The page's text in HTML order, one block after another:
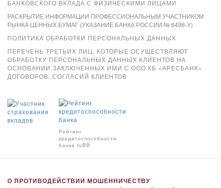
БАНКОВСКОГО ВКЛАДА С ФИЗИЧЕСКИМИ ЛИЦАМИ
РАСКРЫТИЕ ИНФОРМАЦИИ ПРОФЕССИОНАЛЬНЫМ УЧАСТНИКОМ
РЫНКА ЦЕННЫХ БУМАГ (УКАЗАНИЕ БАНКА РОССИИ № 6496-У)
ПОЛИТИКА ОБРАБОТКИ ПЕРСОНАЛЬНЫХ ДАННЫХ
ПЕРЕЧЕНЬ ТРЕТЬИХ ЛИЦ, КОТОРЫЕ ОСУЩЕСТВЛЯЮТ
ОБРАБОТКУ ПЕРСОНАЛЬНЫХ ДАННЫХ КЛИЕНТОВ НА
ОСНОВАНИИ ЗАКЛЮЧЕННЫХ ИМИ С ООО КБ «АРЕСБАНК»
ДОГОВОРОВ, СОГЛАСИЙ КЛИЕНТОВ
Рейтинг
кредитоспособности
банка ruBB
О ПРОТИВОДЕЙСТВИИ МОШЕННИЧЕСТВУ